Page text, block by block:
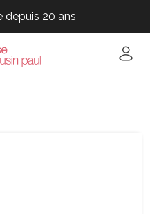
depuis 20 ans
depuis 20 ans